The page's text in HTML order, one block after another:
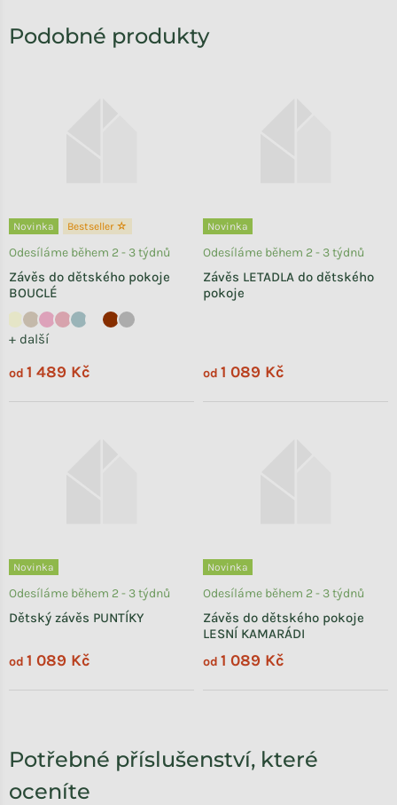
Novinka Bestseller ☆
Závěs do dětského pokoje
BOUCLÉ
+ další
Odesíláme během 2 - 3 týdnů
od 1 489 Kč
Novinka
Závěs LETADLA do dětského
pokoje
Odesíláme během 2 - 3 týdnů
od 1 089 Kč
Novinka
Dětský závěs PUNTÍKY
Odesíláme během 2 - 3 týdnů
od 1 089 Kč
Novinka
Závěs do dětského pokoje
LESNÍ KAMARÁDI
Odesíláme během 2 - 3 týdnů
od 1 089 Kč
Potřebné příslušenství, které
oceníte